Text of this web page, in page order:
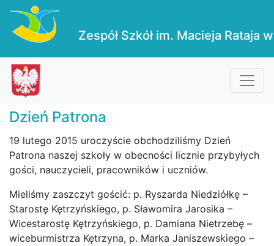
Zespół Szkół im. Macieja Rataja
Dzień Patrona
19 lutego 2015 uroczyście obchodziliśmy Dzień
Patrona naszej szkoły w obecności licznie przybyłych
gości, nauczycieli, pracowników i uczniów.
Mieliśmy zaszczyt gościć: p. Ryszarda Niedziółkę –
Starostę Kętrzyńskiego, p. Sławomira Jarosika –
Wicestarostę Kętrzyńskiego, p. Damiana Nietrzebę –
wiceburmistrza Kętrzyna, p. Marka Janiszewskiego –